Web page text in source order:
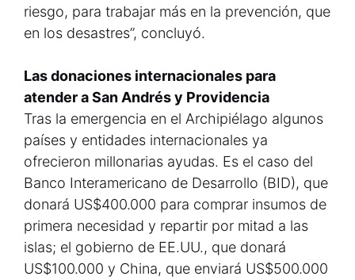
riesgo, para trabajar más en la prevención, que
en los desastres”, concluyó.
Las donaciones internacionales para
atender a San Andrés y Providencia
Tras la emergencia en el Archipiélago algunos
países y entidades internacionales ya
ofrecieron millonarias ayudas. Es el caso del
Banco Interamericano de Desarrollo (BID), que
donará US$400.000 para comprar insumos de
primera necesidad y repartir por mitad a las
islas; el gobierno de EE.UU., que donará
US$100.000 y China, que enviará US$500.000